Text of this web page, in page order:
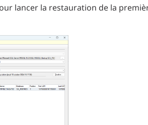
lancer la restauration de la